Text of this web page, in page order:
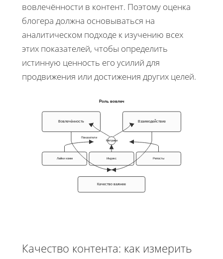
вовлечённости в контент. Поэтому оценка
блогера должна основываться на
аналитическом подходе к изучению всех
этих показателей, чтобы определить
истинную ценность его усилий для
продвижения или достижения других целей.
Роль вовлеч
Вовлечённость Взаимодействие
Метрики
Лайки комм Индекс Репосты
Качество важнее
Показатели
Качество контента: как измерить